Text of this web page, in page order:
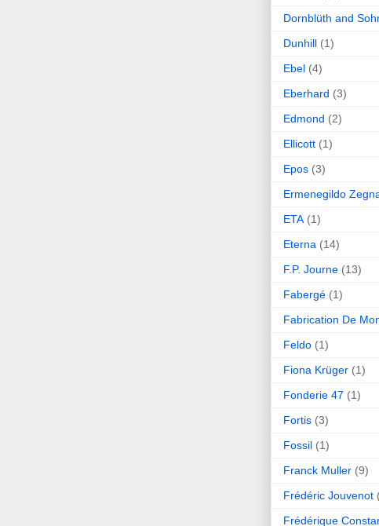
Dornblüth and
Dunhill (1)
Ebel (4)
Eberhard (3)
Edmond (2)
Ellicott (1)
Epos (3)
Ermenegildo
ETA (1)
Eterna (14)
F.P. Journe (13)
Fabergé (1)
Fabrication De
Feldo (1)
Fiona Krüger (1)
Fonderie 47 (1)
Fortis (3)
Fossil (1)
Franck Muller (9)
Frédéric Jouvenot
Frédérique